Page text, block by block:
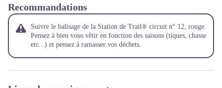
Recommandations
Suivre le balisage de la Station de Trail® circuit n° 12, rouge.
Pensez à bien vous vêtir en fonction des saisons (tiques, chasse
etc...) et pensez à ramasser vos déchets.